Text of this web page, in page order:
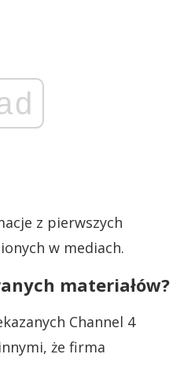
z pierwszych
w mediach.
materiałów?
Channel 4
że firma